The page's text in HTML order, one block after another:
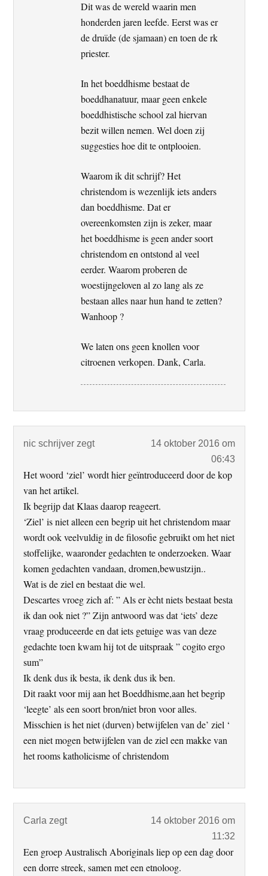
Dit was de wereld waarin men
honderden jaren leefde. Eerst was er
de druïde (de sjamaan) en toen de rk
priester.
In het boeddhisme bestaat de
boeddhanatuur, maar geen enkele
boeddhistische school zal hiervan
bezit willen nemen. Wel doen zij
suggesties hoe dit te ontplooien.
Waarom ik dit schrijf? Het
christendom is wezenlijk iets anders
dan boeddhisme. Dat er
overeenkomsten zijn is zeker, maar
het boeddhisme is geen ander soort
christendom en ontstond al veel
eerder. Waarom proberen de
woestijngeloven al zo lang als ze
bestaan alles naar hun hand te zetten?
Wanhoop ?
We laten ons geen knollen voor
citroenen verkopen. Dank, Carla.
nic schrijver zegt
14 oktober 2016 om
06:43
Het woord ‘ziel’ wordt hier geïntroduceerd door de kop
van het artikel.
Ik begrijp dat Klaas daarop reageert.
‘Ziel’ is niet alleen een begrip uit het christendom maar
wordt ook veelvuldig in de filosofie gebruikt om het niet
stoffelijke, waaronder gedachten te onderzoeken. Waar
komen gedachten vandaan, dromen,bewustzijn..
Wat is de ziel en bestaat die wel.
Descartes vroeg zich af: ” Als er ècht niets bestaat besta
ik dan ook niet ?” Zijn antwoord was dat ‘iets’ deze
vraag produceerde en dat iets getuige was van deze
gedachte toen kwam hij tot de uitspraak ” cogito ergo
sum”
Ik denk dus ik besta, ik denk dus ik ben.
Dit raakt voor mij aan het Boeddhisme,aan het begrip
‘leegte’ als een soort bron/niet bron voor alles.
Misschien is het niet (durven) betwijfelen van de’ ziel ‘
een niet mogen betwijfelen van de ziel een makke van
het rooms katholicisme of christendom
Carla zegt
14 oktober 2016 om
11:32
Een groep Australisch Aboriginals liep op een dag door
een dorre streek, samen met een etnoloog.